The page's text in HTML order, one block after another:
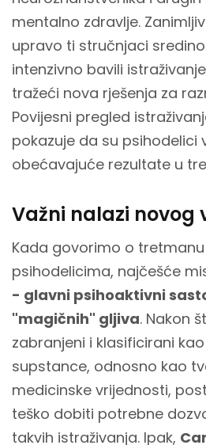
mentalno zdravlje.
upravo ti stručnjaci
intenzivno bavili
tražeći nova rješenja za
Povijesni pregled
pokazuje da su psihodelici
obećavajuće rezultate u
Važni nalazi novog
Kada govorimo o
psihodelicima, najčešće
- glavni psihoaktivni
"magičnih" gljiva. Nakon
zabranjeni i klasificirani kao
supstance, odnosno kao
medicinske vrijednosti,
teško dobiti potrebne
takvih istraživanja. Ipak,